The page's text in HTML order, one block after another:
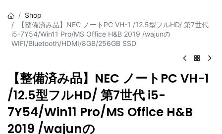
Shop
【整備済み品】NEC ノートPC VH-1 /12.5型フルHD/ 第7世代
i5-7Y54/Win11 Pro/MS Office H&B 2019 /wajunの
WIFI/Bluetooth/HDMI/8GB/256GB SSD
【整備済み品】NEC ノートPC VH-1
/12.5型フルHD/ 第7世代 i5-
7Y54/Win11 Pro/MS Office H&B
2019 /wajunの